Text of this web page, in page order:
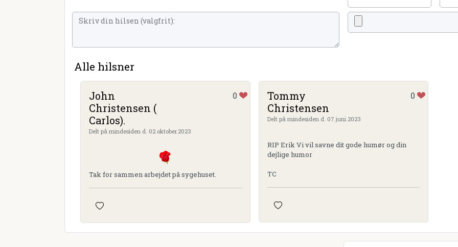
Alle hilsner
John
Christensen (
Carlos).
0
Delt på mindesiden d. 02.oktober.2023
Tak for sammen arbejdet på sygehuset.
Tommy
Christensen
0
Delt på mindesiden d. 07.juni.2023
RIP Erik Vi vil savne dit gode humør og din
dejlige humor
TC